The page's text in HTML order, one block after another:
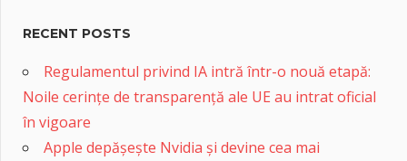
RECENT POSTS
Regulamentul privind IA intră într-o nouă etapă:
Noile cerințe de transparență ale UE au intrat oficial
în vigoare
Apple depășește Nvidia și devine cea mai